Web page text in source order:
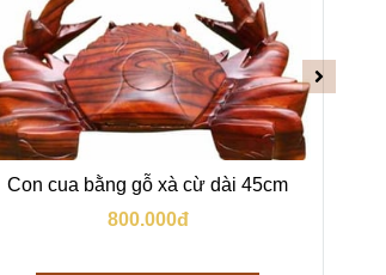
Con cua bằng gỗ xà cừ dài 45cm
800.000đ